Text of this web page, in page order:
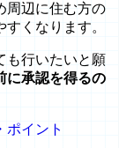
周辺に住む方の
くなります。
も行いたいと願
に承認を得るの
ポイント